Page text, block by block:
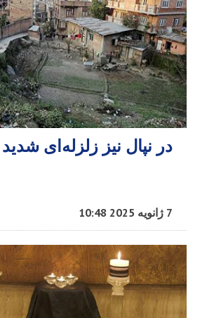
در نپال نیز زلزله‌ای
7 ژانویه 2025 10:48